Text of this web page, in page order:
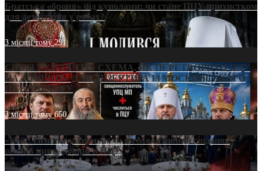
Братська «броня» під куполами: чи стане ПЦУ прихистком
для дезертирів у рясах?
3 місяці тому291
СВЯТІ УХИЛЯНТИ: СХЕМА, ЯК ПЕРЕТВОРИТИ ПЦУ
НА «ОФШОР» ДЛЯ ДЕЗЕРТИРА ІЗ МОСКОВСЬКОГО
ПАТРІАРХАТУ
3 місяці тому650
«Кейс Тихона» у Тернополі: як Молитовний сніданок
оголив кризу довіри в ПЦУ